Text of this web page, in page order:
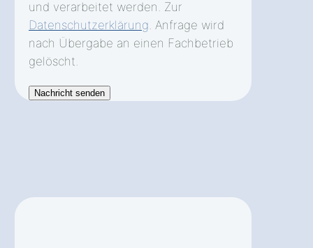
und verarbeitet werden. Zur
Datenschutzerklärung . Anfrage wird
nach Übergabe an einen Fachbetrieb
gelöscht.